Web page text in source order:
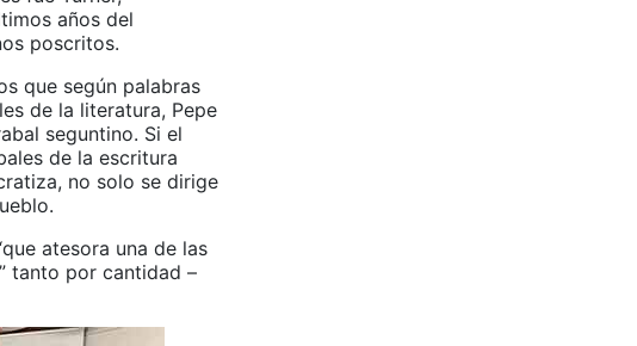
años del
poscritos.
que según palabras
de la literatura, Pepe
seguntino. Si el
de la escritura
no solo se dirige
atesora una de las
tanto por cantidad –